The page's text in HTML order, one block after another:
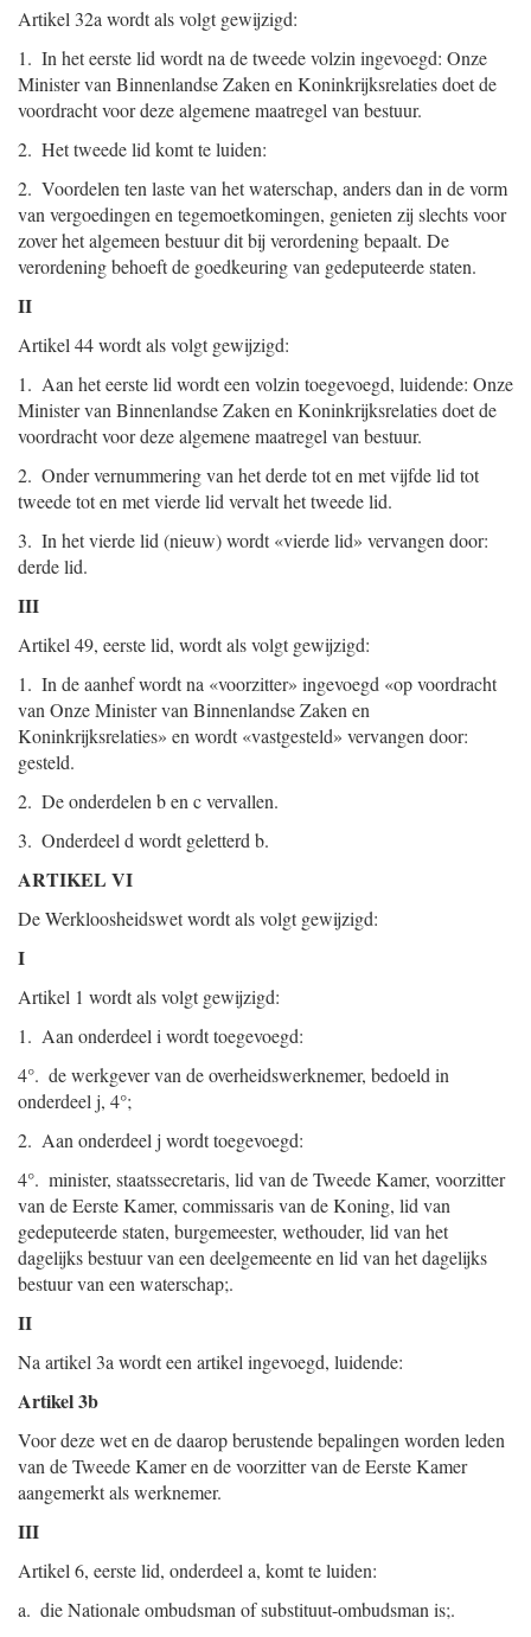
Artikel 32a wordt als volgt gewijzigd:
1. In het eerste lid wordt na de tweede volzin ingevoegd: Onze
Minister van Binnenlandse Zaken en Koninkrijksrelaties doet de
voordracht voor deze algemene maatregel van bestuur.
2. Het tweede lid komt te luiden:
2. Voordelen ten laste van het waterschap, anders dan in de vorm
van vergoedingen en tegemoetkomingen, genieten zij slechts voor
zover het algemeen bestuur dit bij verordening bepaalt. De
verordening behoeft de goedkeuring van gedeputeerde staten.
II
Artikel 44 wordt als volgt gewijzigd:
1. Aan het eerste lid wordt een volzin toegevoegd, luidende: Onze
Minister van Binnenlandse Zaken en Koninkrijksrelaties doet de
voordracht voor deze algemene maatregel van bestuur.
2. Onder vernummering van het derde tot en met vijfde lid tot
tweede tot en met vierde lid vervalt het tweede lid.
3. In het vierde lid (nieuw) wordt «vierde lid» vervangen door:
derde lid.
III
Artikel 49, eerste lid, wordt als volgt gewijzigd:
1. In de aanhef wordt na «voorzitter» ingevoegd «op voordracht
van Onze Minister van Binnenlandse Zaken en
Koninkrijksrelaties» en wordt «vastgesteld» vervangen door:
gesteld.
2. De onderdelen b en c vervallen.
3. Onderdeel d wordt geletterd b.
ARTIKEL VI
De Werkloosheidswet wordt als volgt gewijzigd:
I
Artikel 1 wordt als volgt gewijzigd:
1. Aan onderdeel i wordt toegevoegd:
4°. de werkgever van de overheidswerknemer, bedoeld in
onderdeel j, 4°;
2. Aan onderdeel j wordt toegevoegd:
4°. minister, staatssecretaris, lid van de Tweede Kamer, voorzitter
van de Eerste Kamer, commissaris van de Koning, lid van
gedeputeerde staten, burgemeester, wethouder, lid van het
dagelijks bestuur van een deelgemeente en lid van het dagelijks
bestuur van een waterschap;.
II
Na artikel 3a wordt een artikel ingevoegd, luidende:
Artikel 3b
Voor deze wet en de daarop berustende bepalingen worden leden
van de Tweede Kamer en de voorzitter van de Eerste Kamer
aangemerkt als werknemer.
III
Artikel 6, eerste lid, onderdeel a, komt te luiden:
a. die Nationale ombudsman of substituut-ombudsman is;.